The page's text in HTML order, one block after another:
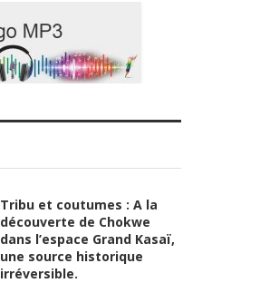
Tribu et coutumes : A la
découverte de Chokwe
dans l’espace Grand Kasaï,
une source historique
irréversible.